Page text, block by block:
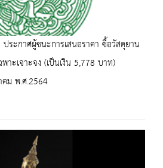
ระกาศผู้ชนะการเสนอราคา ซื้อวัสดุยาน
าะเจาะจง (เป็นเงิน 5,778 บาท)
ม พ.ศ.2564